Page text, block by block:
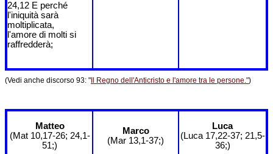
24,12 E perché
l'iniquità sarà
moltiplicata,
l'amore di molti si
raffredderà;
(Vedi anche discorso 93: " Il Regno dell'Anticristo e l'amore tra le persone.")
Matteo
(Mat 10,17-26; 24,1-
51;)
Marco
(Mar 13,1-37;)
Luca
(Luca 17,22-37; 21,5-
36;)